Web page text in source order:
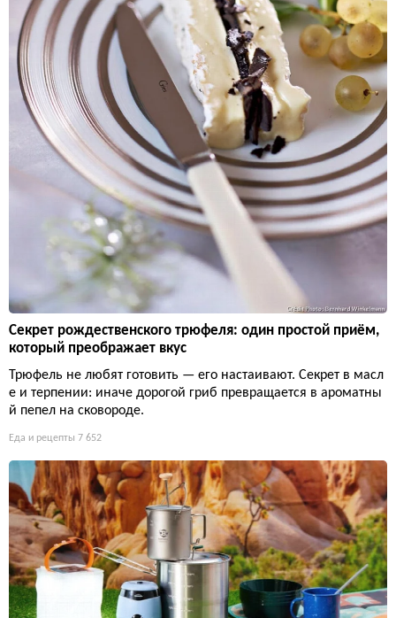
Секрет рождественского трюфеля: один простой приём,
который преображает вкус
Трюфель не любят готовить — его настаивают. Секрет в масл
е и терпении: иначе дорогой гриб превращается в ароматны
й пепел на сковороде.
Еда и рецепты 7 652